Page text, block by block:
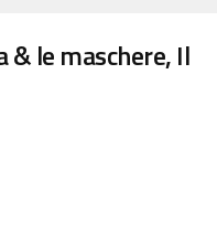
& le maschere, Il